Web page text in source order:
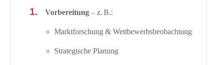
Vorbereitung– z. B.:
Marktforschung & Wettbewerbsbeobachtung
Strategische Planung